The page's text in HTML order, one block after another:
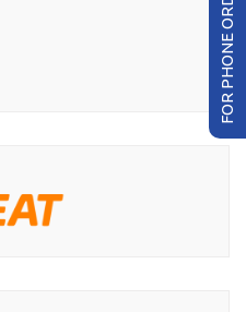
FOR PHONE ORDER